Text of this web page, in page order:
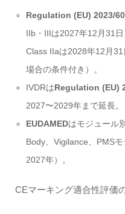
Regulation (EU) 2023/
IIb・IIIは2027年12月31
Class IIaは2028年12月
場合の条件付き）。
IVDRはRegulation (EU)
2027〜2029年まで延長。
EUDAMEDはモジュール
Body、Vigilance、PMS
2027年）。
CEマーキング適合性評価